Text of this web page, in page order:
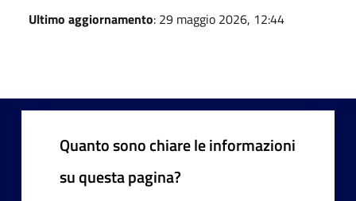
Ultimo aggiornamento: 29 maggio 2026, 12:44
Quanto sono chiare le informazioni
su questa pagina?